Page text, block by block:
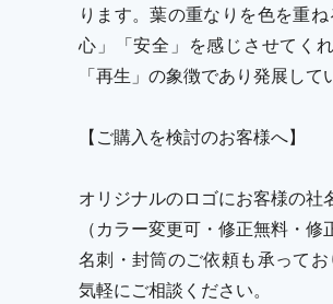
ります。葉の重なりを色を重
心」「安全」を感じさせてく
「再生」の象徴であり発展し
【ご購入を検討のお客様へ】
オリジナルのロゴにお客様の社
（カラー変更可・修正無料・修
名刺・封筒のご依頼も承って
気軽にご相談ください。